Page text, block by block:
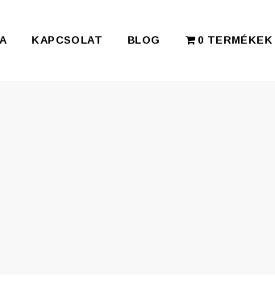
KAPCSOLAT BLOG 0 TERMÉKEK